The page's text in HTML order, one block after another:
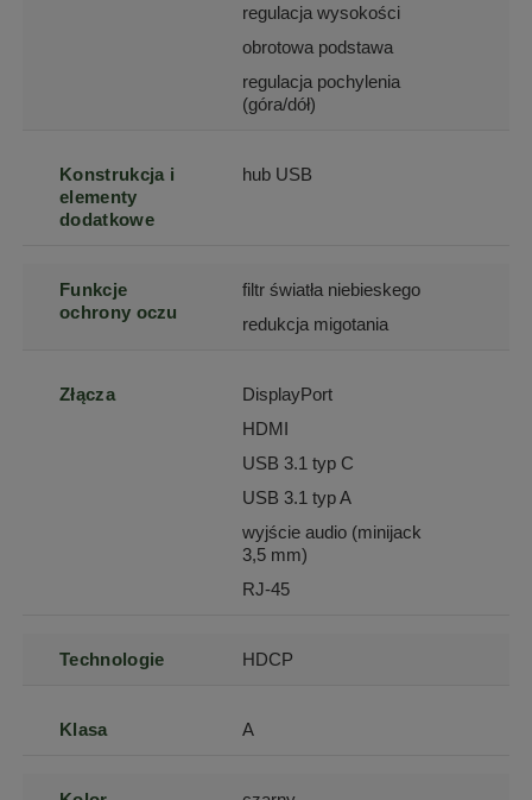
regulacja wysokości
obrotowa podstawa
regulacja pochylenia
(góra/dół)
Konstrukcja i
elementy
dodatkowe
hub USB
Funkcje
ochrony oczu
filtr światła niebieskego
redukcja migotania
Złącza
DisplayPort
HDMI
USB 3.1 typ C
USB 3.1 typ A
wyjście audio (minijack
3,5 mm)
RJ-45
Technologie HDCP
Klasa A